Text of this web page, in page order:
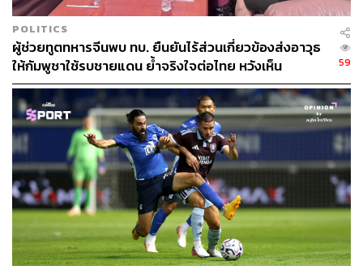
จะหาทางออกไม่ได้
กล่าวนำ
สถานการณ์วิกฤตการณ์ความสัมพันธ์ไทย-กัมพูชา ที่เริ่มขึ้น
มาจากปัญหาชายแดนตั้งแต่ปลายเดือนกรกฎาคม 2568 ที่
ผ่านมา ยังไม่มีท่าทีจะยุติได้จริงแต่ประการใด แม้จะมีการจัด
ตั้งรัฐบาลใหม่ ที่นำโดยนายกรัฐมนตรี อนุทิน ชาญวีรกุล แล้ว
ก็ตาม ซึ่งแต่เดิมมีความหวังว่า การเปลี่ยนรัฐบาลที่กรุงเทพฯ
อาจจะเป็นจุดเริ่มต้นของการลดระดับความขัดแย้ง แต่ใน
ความเป็นจริง เรายังไม่เห็นจุดเริ่มต้นเช่นนั้น
POLITICS
ผู้ช่วยทูตทหารจีนพบ ทบ. ยืนยันไร้ส่วนเกี่ยวข้องส่งอาวุธ
ให้กัมพูชาใช้รบชายแดน ย้ำจริงใจต่อไทย หวังเห็น
ทางออกสันติวิธี
59